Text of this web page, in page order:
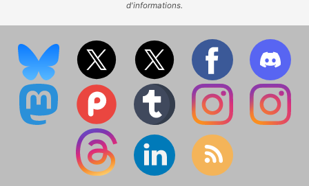
d'informations.